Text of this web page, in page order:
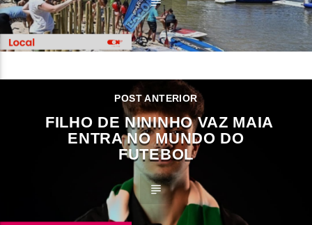
POST ANTERIOR
FILHO DE NININHO VAZ MAIA
ENTRA NO MUNDO DO
FUTEBOL